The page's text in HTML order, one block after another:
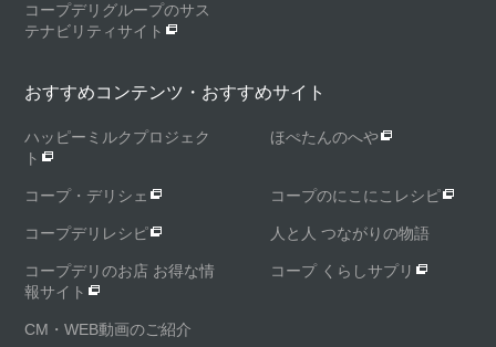
コープデリグループのサス
テナビリティサイト
おすすめコンテンツ・おすすめサイト
ハッピーミルクプロジェク
ト
ほぺたんのへや
コープ・デリシェ コープのにこにこレシピ
コープデリレシピ 人と人 つながりの物語
コープデリのお店 お得な情
報サイト
コープ くらしサプリ
CM・WEB動画のご紹介